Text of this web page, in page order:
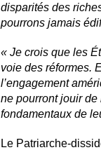
disparités des
pourrons jamais
« Je crois que les
voie des réformes.
l’engagement
ne pourront jouir de
fondamentaux de
Le Patriarche-